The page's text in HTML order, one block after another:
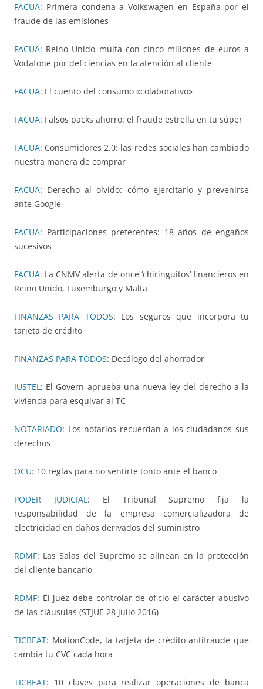
FACUA: Primera condena a Volkswagen en España por el
fraude de las emisiones
FACUA: Reino Unido multa con cinco millones de euros a
Vodafone por deficiencias en la atención al cliente
FACUA: El cuento del consumo «colaborativo»
FACUA: Falsos packs ahorro: el fraude estrella en tu súper
FACUA: Consumidores 2.0: las redes sociales han cambiado
nuestra manera de comprar
FACUA: Derecho al olvido: cómo ejercitarlo y prevenirse
ante Google
FACUA: Participaciones preferentes: 18 años de engaños
sucesivos
FACUA: La CNMV alerta de once ‘chiringuitos’ financieros en
Reino Unido, Luxemburgo y Malta
FINANZAS PARA TODOS: Los seguros que incorpora tu
tarjeta de crédito
FINANZAS PARA TODOS: Decálogo del ahorrador
IUSTEL: El Govern aprueba una nueva ley del derecho a la
vivienda para esquivar al TC
NOTARIADO: Los notarios recuerdan a los ciudadanos sus
derechos
OCU: 10 reglas para no sentirte tonto ante el banco
PODER JUDICIAL: El Tribunal Supremo fija la
responsabilidad de la empresa comercializadora de
electricidad en daños derivados del suministro
RDMF: Las Salas del Supremo se alinean en la protección
del cliente bancario
RDMF: El juez debe controlar de oficio el carácter abusivo
de las cláusulas (STJUE 28 julio 2016)
TICBEAT: MotionCode, la tarjeta de crédito antifraude que
cambia tu CVC cada hora
TICBEAT: 10 claves para realizar operaciones de banca